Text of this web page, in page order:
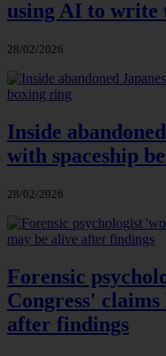
using AI to write
28/02/2026
Inside
with spaceship
28/02/2026
Forensic
Congress'
after findings